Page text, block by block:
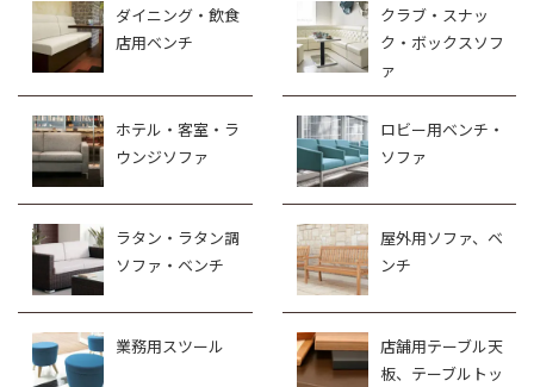
ダイニング・飲食
店用ベンチ
クラブ・スナッ
ク・ボックスソフ
ァ
ホテル・客室・ラ
ウンジソファ
ロビー用ベンチ・
ソファ
ラタン・ラタン調
ソファ・ベンチ
屋外用ソファ、ベ
ンチ
業務用スツール
店舗用テーブル天
板、テーブルトッ